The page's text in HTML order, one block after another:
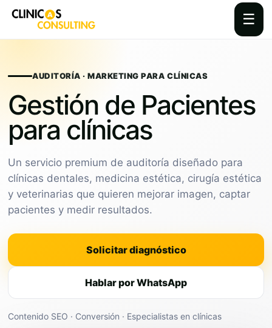
☰
contentAUDITORÍA · MARKETING PARA CLÍNICAS
Gestión de Pacientes
para clínicas
Un servicio premium de auditoría diseñado para
clínicas dentales, medicina estética, cirugía estética
y veterinarias que quieren mejorar imagen, captar
pacientes y medir resultados.
Solicitar diagnóstico
Hablar por WhatsApp
Contenido SEO · Conversión · Especialistas en clínicas